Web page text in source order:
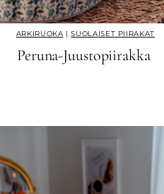
ARKIRUOKA |SUOLAISET PIIRAKAT
Peruna-Juustopiirakka